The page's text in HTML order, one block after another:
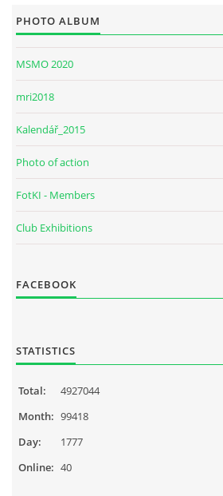
PHOTO ALBUM
MSMO 2020
mri2018
Kalendář_2015
Photo of action
FotKI - Members
Club Exhibitions
FACEBOOK
STATISTICS
Online: 40
Total:
4927044
Month: 99418
Day:
1777